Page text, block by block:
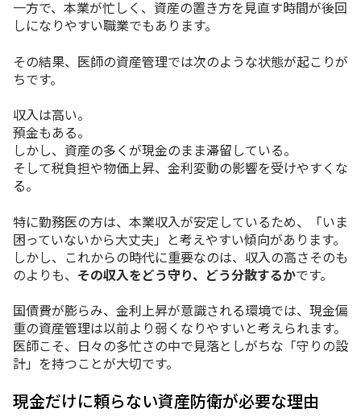
一方で、本業が忙しく、資産の置き方を見直す時間が後回
しになりやすい職業でもあります。
その結果、医師の資産管理では次のような状態が起こりが
ちです。
収入は高い。
預金もある。
しかし、資産の多くが現金のまま滞留している。
そして税負担や物価上昇、金利変動の影響を受けやすくな
る。
特に勤務医の方は、本業収入が安定しているため、「いま
困っていないから大丈夫」と考えやすい傾向があります。
しかし、これからの時代に重要なのは、収入の高さそのも
のよりも、 その収入をどう守り、どう分散するかです。
国債費が膨らみ、金利上昇が意識される環境では、現金偏
重の資産管理は以前より弱くなりやすいと考えられます。
医師こそ、日々の多忙さの中で見落としがちな「守りの設
計」を持つことが大切です。
現金だけに頼らない資産防衛が必要な理由